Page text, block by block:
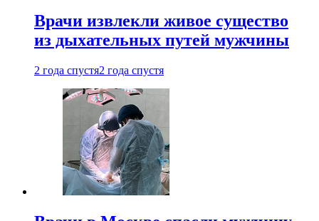
Врачи извлекли живое существо
из дыхательных путей мужчины
2 года спустя2 года спустя